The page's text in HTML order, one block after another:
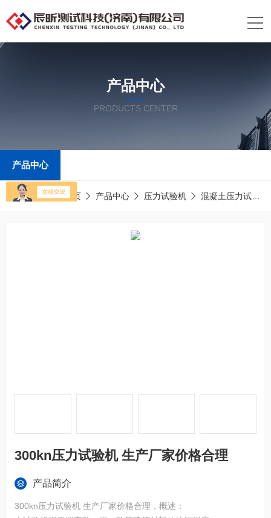
产品中心
PRODUCTS CENTER
产品中心
当前位置：首页 产品中心 压力试验机 混凝土压力试验机
300kn压力试验机 生产厂家价格合理
产品简介
300kn压力试验机 生产厂家价格合理，概述：